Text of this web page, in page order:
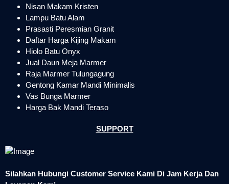
Nisan Makam Kristen
Lampu Batu Alam
Prasasti Peresmian Granit
Daftar Harga Kijing Makam
Hiolo Batu Onyx
Jual Daun Meja Marmer
Raja Marmer Tulungagung
Gentong Kamar Mandi Minimalis
Vas Bunga Marmer
Harga Bak Mandi Teraso
SUPPORT
Silahkan Hubungi Customer Service Kami Di Jam Kerja Dan